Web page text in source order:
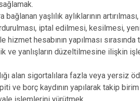
bağlanan yaşlılık aylıklarının artırılması,
iptal edilmesi, kesilmesi,
hizmet hesabının yapılması
ve yanlışların düzeltilmesine ilişkin
alan sigortalılara fazla veya yersiz
ve borç kaydının yapılarak takip birim